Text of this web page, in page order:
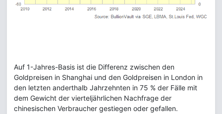
Auf 1-Jahres-Basis ist die Differenz zwischen den
Goldpreisen in Shanghai und den Goldpreisen in London in
den letzten anderthalb Jahrzehnten in 75 % der Fälle mit
dem Gewicht der vierteljährlichen Nachfrage der
chinesischen Verbraucher gestiegen oder gefallen.